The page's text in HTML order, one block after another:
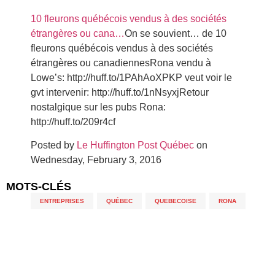
10 fleurons québécois vendus à des sociétés
étrangères ou cana…On se souvient… de 10
fleurons québécois vendus à des sociétés
étrangères ou canadiennesRona vendu à
Lowe’s: http://huff.to/1PAhAoXPKP veut voir le
gvt intervenir: http://huff.to/1nNsyxjRetour
nostalgique sur les pubs Rona:
http://huff.to/209r4cf
Posted by Le Huffington Post Québec on
Wednesday, February 3, 2016
MOTS-CLÉS
ENTREPRISES QUÉBEC QUEBECOISE RONA